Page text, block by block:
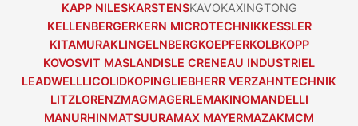
KAPP NILESKARSTENSKAVOKAXINGTONG
KELLENBERGERKERN MICROTECHNIKKESSLER
KITAMURAKLINGELNBERGKOEPFERKOLBKOPP
KOVOSVIT MASLANDISLE CRENEAU INDUSTRIEL
LEADWELLLICOLIDKOPINGLIEBHERR VERZAHNTECHNIK
LITZLORENZMAGMAGERLEMAKINOMANDELLI
MANURHINMATSUURAMAX MAYERMAZAKMCM